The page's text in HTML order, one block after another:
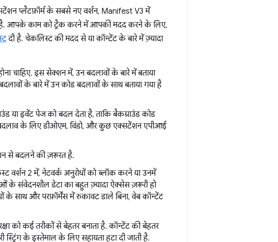
प्लैटफ़ॉर्म के सबसे नए वर्शन, Manifest V3 में
है. आपके काम को ट्रैक करने में आपकी मदद करने के लिए,
दी है. चेकलिस्ट की मदद से या कॉन्टेंट के बारे में ज़्यादा
चाहिए. इस सेक्शन में, उन बदलावों के बारे में बताया
के बारे में उन कोड बदलावों के साथ बताया गया है
या इवेंट पेज को बदल देता है, ताकि बैकग्राउंड कोड
के लिए डीओएम, विंडो, और कुछ एक्सटेंशन एपीआई
से बदलने की ज़रूरत है.
वर्शन 2 में, नेटवर्क अनुरोधों को ब्लॉक करने या उनमें
के संवेदनशील डेटा का बहुत ज़्यादा ऐक्सेस ज़रूरी हो
साथ और परफ़ॉर्मेंस में रुकावट डाले बिना, वेब कॉन्टेंट
को कई तरीकों से बेहतर बनाता है. कॉन्टेंट की बेहतर
स्ट्रिंग के इस्तेमाल के लिए सहायता हटा दी जाती है.